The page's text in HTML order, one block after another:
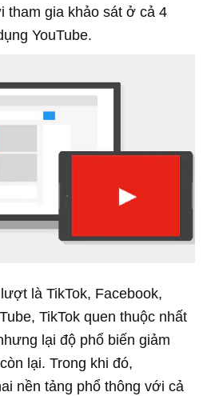
tham gia khảo sát ở cả 4
YouTube.
là TikTok, Facebook,
TikTok quen thuộc nhất
lại độ phổ biến giảm
lại. Trong khi đó,
nền tảng phổ thông với cả